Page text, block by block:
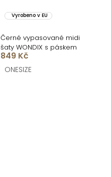
Vyrobeno v EU
Černé vypasované midi
šaty WONDIX s páskem
849 Kč
ONESIZE